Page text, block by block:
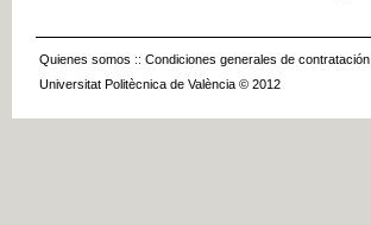
Quienes somos :: Condiciones generales de contratación
Universitat Politècnica de València © 2012